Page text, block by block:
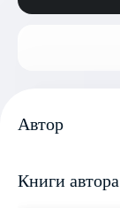
Автор
Книги автора